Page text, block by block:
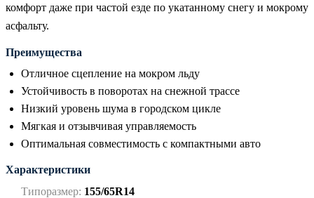
комфорт даже при частой езде по укатанному снегу и мокрому
асфальту.
Преимущества
Отличное сцепление на мокром льду
Устойчивость в поворотах на снежной трассе
Низкий уровень шума в городском цикле
Мягкая и отзывчивая управляемость
Оптимальная совместимость с компактными авто
Характеристики
Типоразмер: 155/65R14